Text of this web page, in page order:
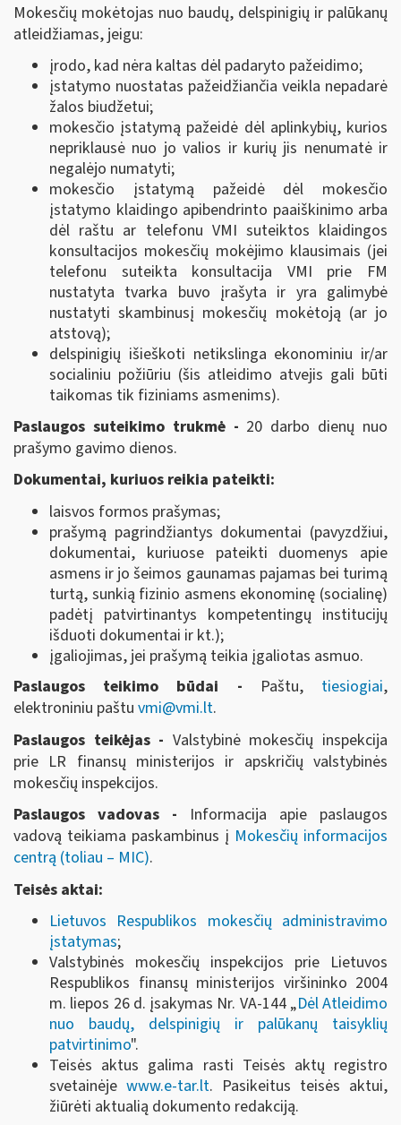
Mokesčių mokėtojas nuo baudų, delspinigių ir palūkanų
atleidžiamas, jeigu:
įrodo, kad nėra kaltas dėl padaryto pažeidimo;
įstatymo nuostatas pažeidžiančia veikla nepadarė
žalos biudžetui;
mokesčio įstatymą pažeidė dėl aplinkybių, kurios
nepriklausė nuo jo valios ir kurių jis nenumatė ir
negalėjo numatyti;
mokesčio įstatymą pažeidė dėl mokesčio
įstatymo klaidingo apibendrinto paaiškinimo arba
dėl raštu ar telefonu VMI suteiktos klaidingos
konsultacijos mokesčių mokėjimo klausimais (jei
telefonu suteikta konsultacija VMI prie FM
nustatyta tvarka buvo įrašyta ir yra galimybė
nustatyti skambinusį mokesčių mokėtoją (ar jo
atstovą);
delspinigių išieškoti netikslinga ekonominiu ir/ar
socialiniu požiūriu (šis atleidimo atvejis gali būti
taikomas tik fiziniams asmenims).
Paslaugos suteikimo trukmė - 20 darbo dienų nuo
prašymo gavimo dienos.
Dokumentai, kuriuos reikia pateikti:
laisvos formos prašymas;
prašymą pagrindžiantys dokumentai (pavyzdžiui,
dokumentai, kuriuose pateikti duomenys apie
asmens ir jo šeimos gaunamas pajamas bei turimą
turtą, sunkią fizinio asmens ekonominę (socialinę)
padėtį patvirtinantys kompetentingų institucijų
išduoti dokumentai ir kt.);
įgaliojimas, jei prašymą teikia įgaliotas asmuo.
Paslaugos teikimo būdai - Paštu, tiesiogiai,
elektroniniu paštu vmi@vmi.lt.
Paslaugos teikėjas - Valstybinė mokesčių inspekcija
prie LR finansų ministerijos ir apskričių valstybinės
mokesčių inspekcijos.
Paslaugos vadovas - Informacija apie paslaugos
vadovą teikiama paskambinus į Mokesčių informacijos
centrą (toliau – MIC).
Teisės aktai:
Lietuvos Respublikos mokesčių administravimo
įstatymas;
Valstybinės mokesčių inspekcijos prie Lietuvos
Respublikos finansų ministerijos viršininko 2004
m. liepos 26 d. įsakymas Nr. VA-144 „Dėl Atleidimo
nuo baudų, delspinigių ir palūkanų taisyklių
patvirtinimo".
Teisės aktus galima rasti Teisės aktų registro
svetainėje www.e-tar.lt. Pasikeitus teisės aktui,
žiūrėti aktualią dokumento redakciją.